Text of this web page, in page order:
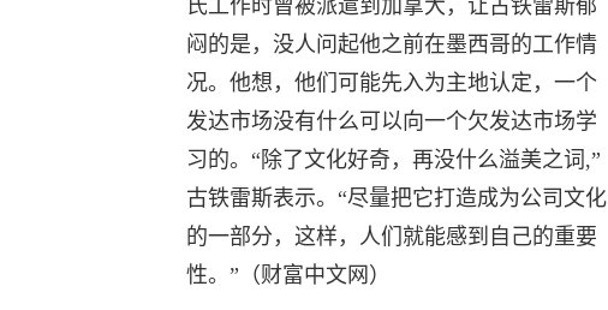
氏工作时曾被派遣到加拿大，让古铁雷斯郁
闷的是，没人问起他之前在墨西哥的工作情
况。他想，他们可能先入为主地认定，一个
发达市场没有什么可以向一个欠发达市场学
习的。“除了文化好奇，再没什么溢美之词,”
古铁雷斯表示。“尽量把它打造成为公司文化
的一部分，这样，人们就能感到自己的重要
性。”（财富中文网）